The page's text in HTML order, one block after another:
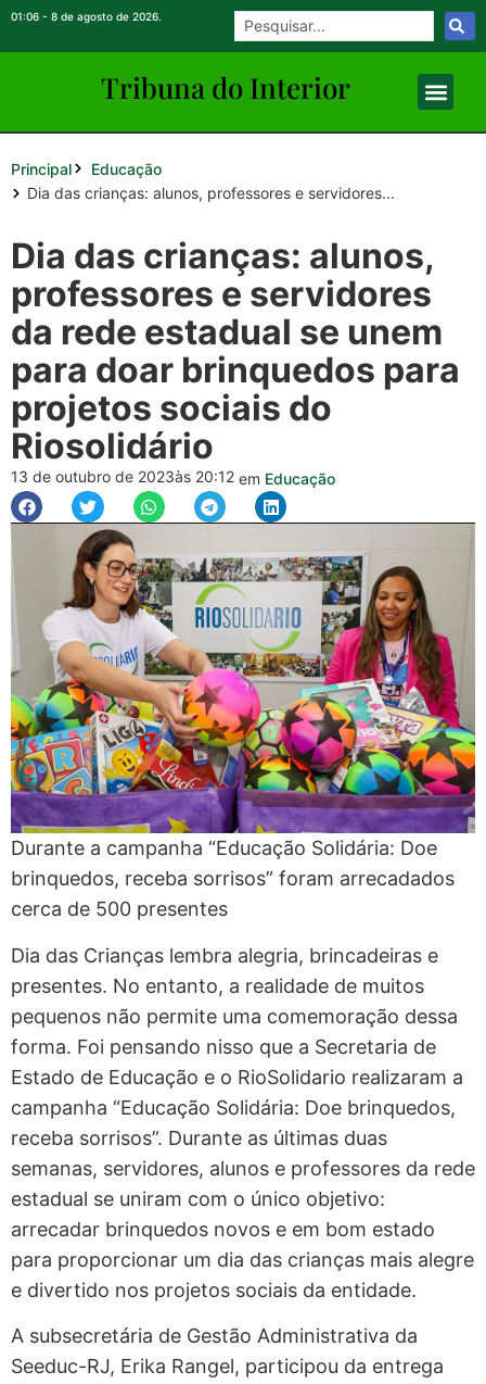
01:06 - 8 de agosto de 2026.
Tribuna do Interior
Principal
Educação
Dia das crianças: alunos, professores e servidores...
Dia das crianças: alunos,
professores e servidores
da rede estadual se unem
para doar brinquedos para
projetos sociais do
Riosolidário
13 de outubro de 2023às 20:12 em Educação
Durante a campanha “Educação Solidária: Doe
brinquedos, receba sorrisos” foram arrecadados
cerca de 500 presentes
Dia das Crianças lembra alegria, brincadeiras e
presentes. No entanto, a realidade de muitos
pequenos não permite uma comemoração dessa
forma. Foi pensando nisso que a Secretaria de
Estado de Educação e o RioSolidario realizaram a
campanha “Educação Solidária: Doe brinquedos,
receba sorrisos”. Durante as últimas duas
semanas, servidores, alunos e professores da rede
estadual se uniram com o único objetivo:
arrecadar brinquedos novos e em bom estado
para proporcionar um dia das crianças mais alegre
e divertido nos projetos sociais da entidade.
A subsecretária de Gestão Administrativa da
Seeduc-RJ, Erika Rangel, participou da entrega